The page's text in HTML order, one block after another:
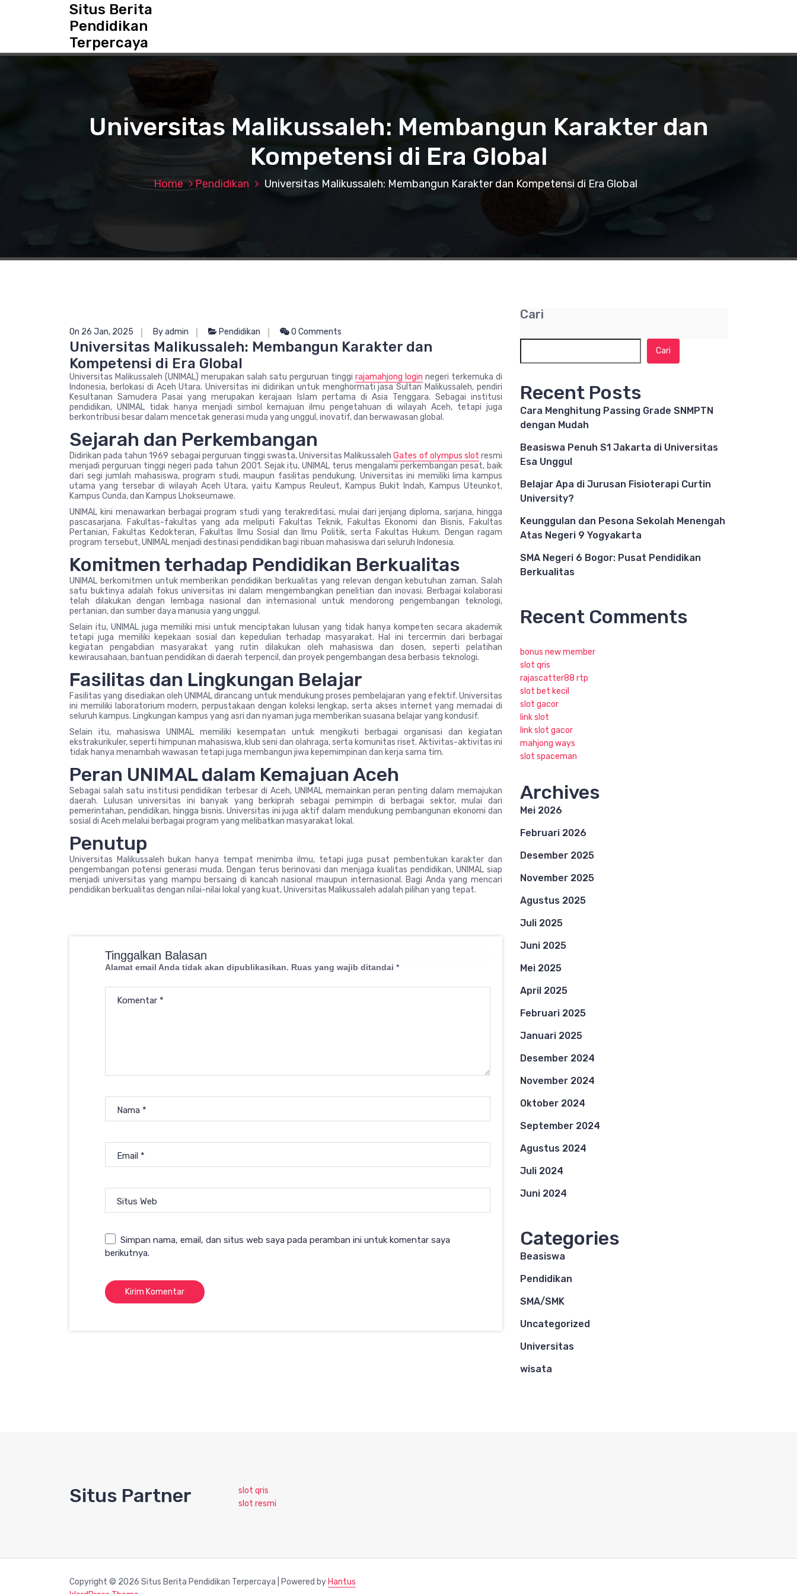
t
Situs Berita
Pendidikan
Terpercaya
Universitas Malikussaleh: Membangun Karakter dan
Kompetensi di Era Global
Home Pendidikan Universitas Malikussaleh: Membangun Karakter dan Kompetensi di Era Global
On 26 Jan, 2025 By admin Pendidikan 0 Comments
Universitas Malikussaleh: Membangun Karakter dan
Kompetensi di Era Global
Universitas Malikussaleh (UNIMAL) merupakan salah satu perguruan tinggi rajamahjong login negeri terkemuka di
Indonesia, berlokasi di Aceh Utara. Universitas ini didirikan untuk menghormati jasa Sultan Malikussaleh, pendiri
Kesultanan Samudera Pasai yang merupakan kerajaan Islam pertama di Asia Tenggara. Sebagai institusi
pendidikan, UNIMAL tidak hanya menjadi simbol kemajuan ilmu pengetahuan di wilayah Aceh, tetapi juga
berkontribusi besar dalam mencetak generasi muda yang unggul, inovatif, dan berwawasan global.
Sejarah dan Perkembangan
Didirikan pada tahun 1969 sebagai perguruan tinggi swasta, Universitas MalikussalehGates of olympus slot resmi
menjadi perguruan tinggi negeri pada tahun 2001. Sejak itu, UNIMAL terus mengalami perkembangan pesat, baik
dari segi jumlah mahasiswa, program studi, maupun fasilitas pendukung. Universitas ini memiliki lima kampus
utama yang tersebar di wilayah Aceh Utara, yaitu Kampus Reuleut, Kampus Bukit Indah, Kampus Uteunkot,
Kampus Cunda, dan Kampus Lhokseumawe.
UNIMAL kini menawarkan berbagai program studi yang terakreditasi, mulai dari jenjang diploma, sarjana, hingga
pascasarjana. Fakultas-fakultas yang ada meliputi Fakultas Teknik, Fakultas Ekonomi dan Bisnis, Fakultas
Pertanian, Fakultas Kedokteran, Fakultas Ilmu Sosial dan Ilmu Politik, serta Fakultas Hukum. Dengan ragam
program tersebut, UNIMAL menjadi destinasi pendidikan bagi ribuan mahasiswa dari seluruh Indonesia.
Komitmen terhadap Pendidikan Berkualitas
UNIMAL berkomitmen untuk memberikan pendidikan berkualitas yang relevan dengan kebutuhan zaman. Salah
satu buktinya adalah fokus universitas ini dalam mengembangkan penelitian dan inovasi. Berbagai kolaborasi
telah dilakukan dengan lembaga nasional dan internasional untuk mendorong pengembangan teknologi,
pertanian, dan sumber daya manusia yang unggul.
Selain itu, UNIMAL juga memiliki misi untuk menciptakan lulusan yang tidak hanya kompeten secara akademik
tetapi juga memiliki kepekaan sosial dan kepedulian terhadap masyarakat. Hal ini tercermin dari berbagai
kegiatan pengabdian masyarakat yang rutin dilakukan oleh mahasiswa dan dosen, seperti pelatihan
kewirausahaan, bantuan pendidikan di daerah terpencil, dan proyek pengembangan desa berbasis teknologi.
Fasilitas dan Lingkungan Belajar
Fasilitas yang disediakan oleh UNIMAL dirancang untuk mendukung proses pembelajaran yang efektif. Universitas
ini memiliki laboratorium modern, perpustakaan dengan koleksi lengkap, serta akses internet yang memadai di
seluruh kampus. Lingkungan kampus yang asri dan nyaman juga memberikan suasana belajar yang kondusif.
Selain itu, mahasiswa UNIMAL memiliki kesempatan untuk mengikuti berbagai organisasi dan kegiatan
ekstrakurikuler, seperti himpunan mahasiswa, klub seni dan olahraga, serta komunitas riset. Aktivitas-aktivitas ini
tidak hanya menambah wawasan tetapi juga membangun jiwa kepemimpinan dan kerja sama tim.
Peran UNIMAL dalam Kemajuan Aceh
Sebagai salah satu institusi pendidikan terbesar di Aceh, UNIMAL memainkan peran penting dalam memajukan
daerah. Lulusan universitas ini banyak yang berkiprah sebagai pemimpin di berbagai sektor, mulai dari
pemerintahan, pendidikan, hingga bisnis. Universitas ini juga aktif dalam mendukung pembangunan ekonomi dan
sosial di Aceh melalui berbagai program yang melibatkan masyarakat lokal.
Penutup
Universitas Malikussaleh bukan hanya tempat menimba ilmu, tetapi juga pusat pembentukan karakter dan
pengembangan potensi generasi muda. Dengan terus berinovasi dan menjaga kualitas pendidikan, UNIMAL siap
menjadi universitas yang mampu bersaing di kancah nasional maupun internasional. Bagi Anda yang mencari
pendidikan berkualitas dengan nilai-nilai lokal yang kuat, Universitas Malikussaleh adalah pilihan yang tepat.
Tinggalkan Balasan
Alamat email Anda tidak akan dipublikasikan. Ruas yang wajib ditandai *
Komentar *
Nama *
Email *
Situs Web
Simpan nama, email, dan situs web saya pada peramban ini untuk komentar saya
berikutnya.
Cari
Cari
Recent Posts
Cara Menghitung Passing Grade SNMPTN
dengan Mudah
Beasiswa Penuh S1 Jakarta di Universitas
Esa Unggul
Belajar Apa di Jurusan Fisioterapi Curtin
University?
Keunggulan dan Pesona Sekolah Menengah
Atas Negeri 9 Yogyakarta
SMA Negeri 6 Bogor: Pusat Pendidikan
Berkualitas
Recent Comments
bonus new member
slot qris
rajascatter88 rtp
slot bet kecil
slot gacor
link slot
link slot gacor
mahjong ways
slot spaceman
Archives
Mei 2026
Februari 2026
Desember 2025
November 2025
Agustus 2025
Juli 2025
Juni 2025
Mei 2025
April 2025
Februari 2025
Januari 2025
Desember 2024
November 2024
Oktober 2024
September 2024
Agustus 2024
Juli 2024
Juni 2024
Categories
Beasiswa
Pendidikan
SMA/SMK
Uncategorized
Universitas
wisata
Situs Partner
slot qris
slot resmi
Copyright © 2026 Situs Berita Pendidikan Terpercaya | Powered by Hantus